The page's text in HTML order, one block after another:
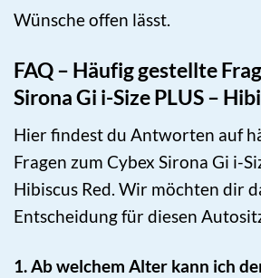
Wünsche offen lässt.
FAQ – Häufig gestellte
Sirona Gi i-Size PLUS –
Hier findest du Antworten auf
Fragen zum Cybex Sirona Gi i-
Hibiscus Red. Wir möchten dir
Entscheidung für diesen
1. Ab welchem Alter kann ich